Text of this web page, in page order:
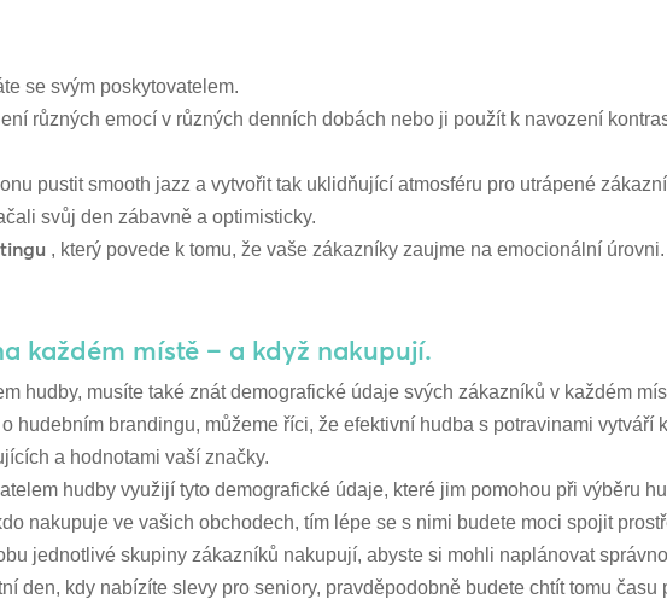
se svým poskytovatelem.
různých emocí v různých denních dobách nebo ji použít k navození
pustit smooth jazz a vytvořit tak uklidňující atmosféru pro utrápené
svůj den zábavně a optimisticky.
, který povede k tomu, že vaše zákazníky zaujme na emocionální úrovni.
každém místě – a když nakupují.
hudby, musíte také znát demografické údaje svých zákazníků v každém
hudebním brandingu, můžeme říci, že efektivní hudba s potravinami vytváří
a hodnotami vaší značky.
hudby využijí tyto demografické údaje, které jim pomohou při výběru
nakupuje ve vašich obchodech, tím lépe se s nimi budete moci spojit
jednotlivé skupiny zákazníků nakupují, abyste si mohli naplánovat
den, kdy nabízíte slevy pro seniory, pravděpodobně budete chtít tomu